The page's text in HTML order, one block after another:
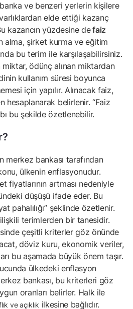
ve benzeri yerlerin kişilere
elde ettiği kazanç
kazancın yüzdesine defaiz
alma, şirket kurma ve eğitim
bu terim ile karşılaşabilirsiniz.
ödünç alınan miktardan
kullanım süresi boyunca
için yapılır. Alınacak faiz,
hesaplanarak belirlenir. “Faiz
bu şekilde özetlenebilir.
merkez bankası tarafından
ülkenin enflasyonudur.
fiyatlarının artması nedeniyle
düşüşü ifade eder. Bu
pahalılığı” şeklinde özetlenir.
terimlerden bir tanesidir.
çeşitli kriterler göz önünde
döviz kuru, ekonomik veriler,
bu aşamada büyük önem taşır.
ülkedeki enflasyon
bankası, bu kriterleri göz
oranları belirler. Halk ile
ve açıklık ilkesine bağlıdır.